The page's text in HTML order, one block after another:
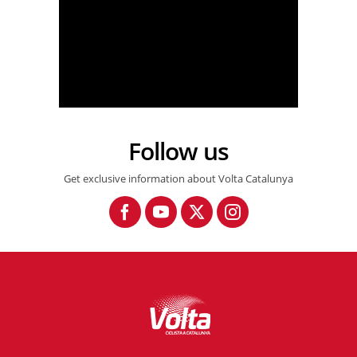
Follow us
Get exclusive information about Volta Catalunya